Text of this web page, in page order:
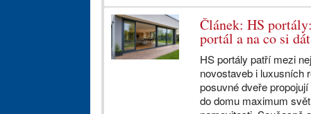
Článek: HS
portál a na co si
HS portály patří mezi
novostaveb i luxusních
posuvné dveře
do domu maximum